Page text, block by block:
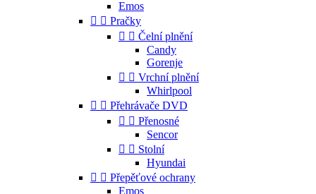
Emos
  Pračky
  Čelní plnění
Candy
Gorenje
  Vrchní plnění
Whirlpool
  Přehrávače DVD
  Přenosné
Sencor
  Stolní
Hyundai
  Přepěťové ochrany
Emos